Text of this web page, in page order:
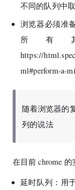
不同的队列中
浏览器必须准
所有
https://
ml#perform-a-
随着浏览器的
列的说法
在目前 chrome
延时队列：用